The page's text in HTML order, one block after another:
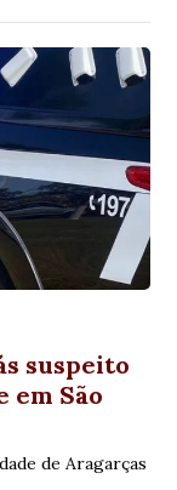
suspeito
em São
de Aragarças